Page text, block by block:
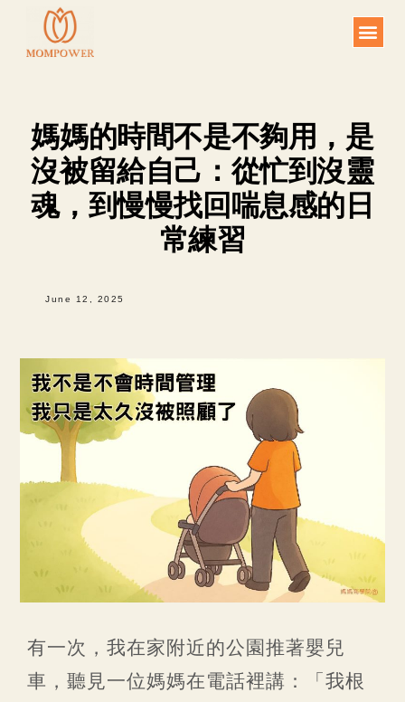
媽媽的時間不是不夠用，是
沒被留給自己：從忙到沒靈
魂，到慢慢找回喘息感的日
常練習
June 12, 2025
有一次，我在家附近的公園推著嬰兒
車，聽見一位媽媽在電話裡講：「我根